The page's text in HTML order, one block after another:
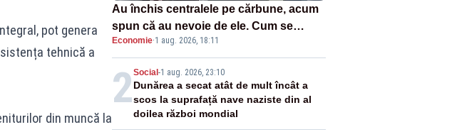
pot genera
tehnică a
din muncă la
Au închis centralele pe cărbune, acum
spun că au nevoie de ele. Cum se
pasează vina în plină criză energetică
Economie·1 aug. 2026, 18:11
2Social -1 aug. 2026, 23:10
Dunărea a secat atât de mult încât a
scos la suprafață nave naziste din al
doilea război mondial